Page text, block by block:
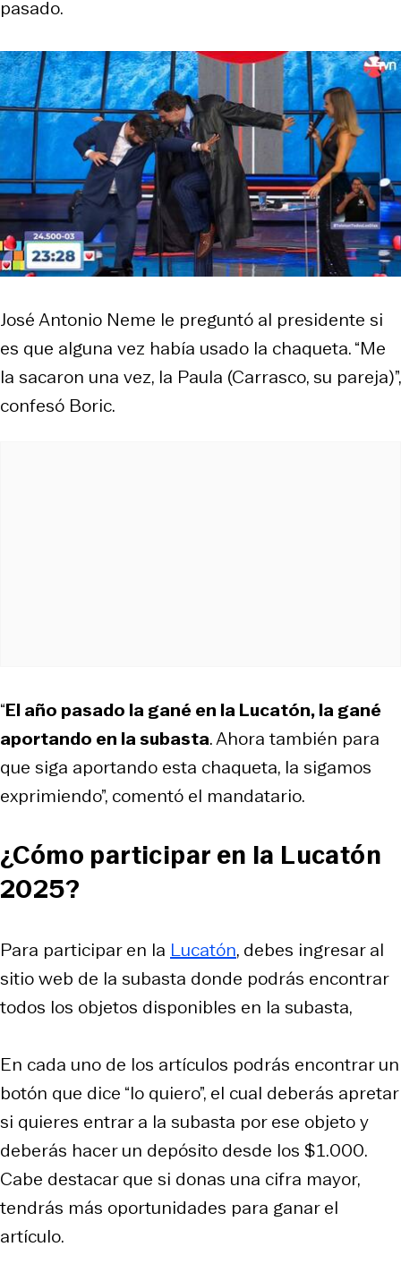
pasado.
José Antonio Neme le preguntó al presidente si
es que alguna vez había usado la chaqueta. “Me
la sacaron una vez, la Paula (Carrasco, su pareja)”,
confesó Boric.
“El año pasado la gané en la Lucatón, la gané
aportando en la subasta. Ahora también para
que siga aportando esta chaqueta, la sigamos
exprimiendo”, comentó el mandatario.
¿Cómo participar en la Lucatón
2025?
Para participar en la Lucatón, debes ingresar al
sitio web de la subasta donde podrás encontrar
todos los objetos disponibles en la subasta,
En cada uno de los artículos podrás encontrar un
botón que dice “lo quiero”, el cual deberás apretar
si quieres entrar a la subasta por ese objeto y
deberás hacer un depósito desde los $1.000.
Cabe destacar que si donas una cifra mayor,
tendrás más oportunidades para ganar el
artículo.